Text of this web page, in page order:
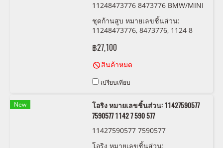
11248473776 8473776 BMW/MINI
ชุดก้านสูบ หมายเลขชิ้นส่วน:
11248473776, 8473776, 1124 8
฿27,100
สินค้าหมด
เปรียบเทียบ
New
โอริง หมายเลขชิ้นส่วน: 11427590577
7590577 1142 7 590 577
11427590577 7590577
โอริง หมายเลขชิ้นส่วน: